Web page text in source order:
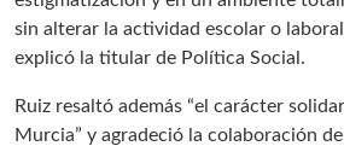
sin alterar la actividad escolar o laboral
explicó la titular de Política Social.
Ruiz resaltó además “el carácter
Murcia” y agradeció la colaboración